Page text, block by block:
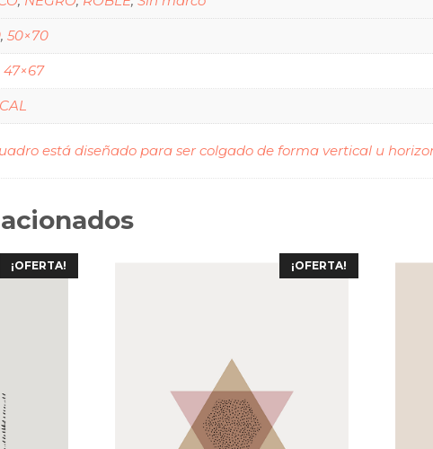
, 50×70
47×67
está diseñado para ser colgado de forma vertical u
¡OFERTA! ¡OFERTA!